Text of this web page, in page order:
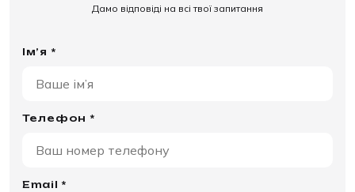
Дамо відповіді на всі твої запитання
Ім’я *
Телефон *
Email *